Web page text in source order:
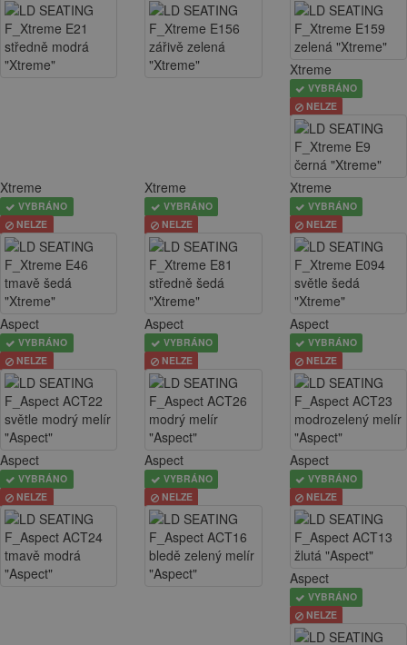
Xtreme
VYBRÁNO
NELZE
Xtreme
VYBRÁNO
NELZE
Xtreme
VYBRÁNO
NELZE
Xtreme
VYBRÁNO
NELZE
Aspect
VYBRÁNO
NELZE
Aspect
VYBRÁNO
NELZE
Aspect
VYBRÁNO
NELZE
Aspect
VYBRÁNO
NELZE
Aspect
VYBRÁNO
NELZE
Aspect
VYBRÁNO
NELZE
Aspect
VYBRÁNO
NELZE